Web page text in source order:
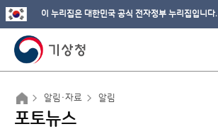
이 누리집은 대한민국 공식 전자정부 누리집입니다.
알림·자료 알림
포토뉴스